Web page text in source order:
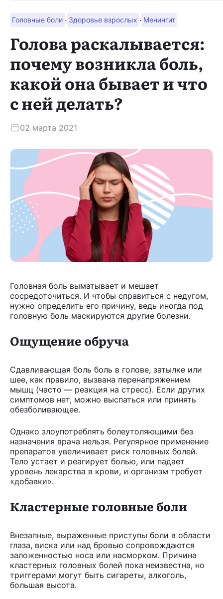
Головные боли · Здоровье взрослых · Менингит
Голова раскалывается:
почему возникла боль,
какой она бывает и что
с ней делать?
02 марта 2021
Головная боль выматывает и мешает
сосредоточиться. И чтобы справиться с недугом,
нужно определить его причину, ведь иногда под
головную боль маскируются другие болезни.
Ощущение обруча
Сдавливающая боль боль в голове, затылке или
шее, как правило, вызвана перенапряжением
мышц (часто — реакция на стресс). Если других
симптомов нет, можно выспаться или принять
обезболивающее.
Однако злоупотреблять болеутоляющими без
назначения врача нельзя. Регулярное применение
препаратов увеличивает риск головных болей.
Тело устает и реагирует болью, или падает
уровень лекарства в крови, и организм требует
«добавки».
Кластерные головные боли
Внезапные, выраженные приступы боли в области
глаза, виска или над бровью сопровождаются
заложенностью носа или насморком. Причина
кластерных головных болей пока неизвестна, но
триггерами могут быть сигареты, алкоголь,
большая высота.